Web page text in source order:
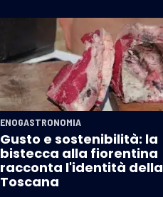
ENOGASTRONOMIA
Gusto e sostenibilità: la
bistecca alla fiorentina
racconta l'identità della
Toscana